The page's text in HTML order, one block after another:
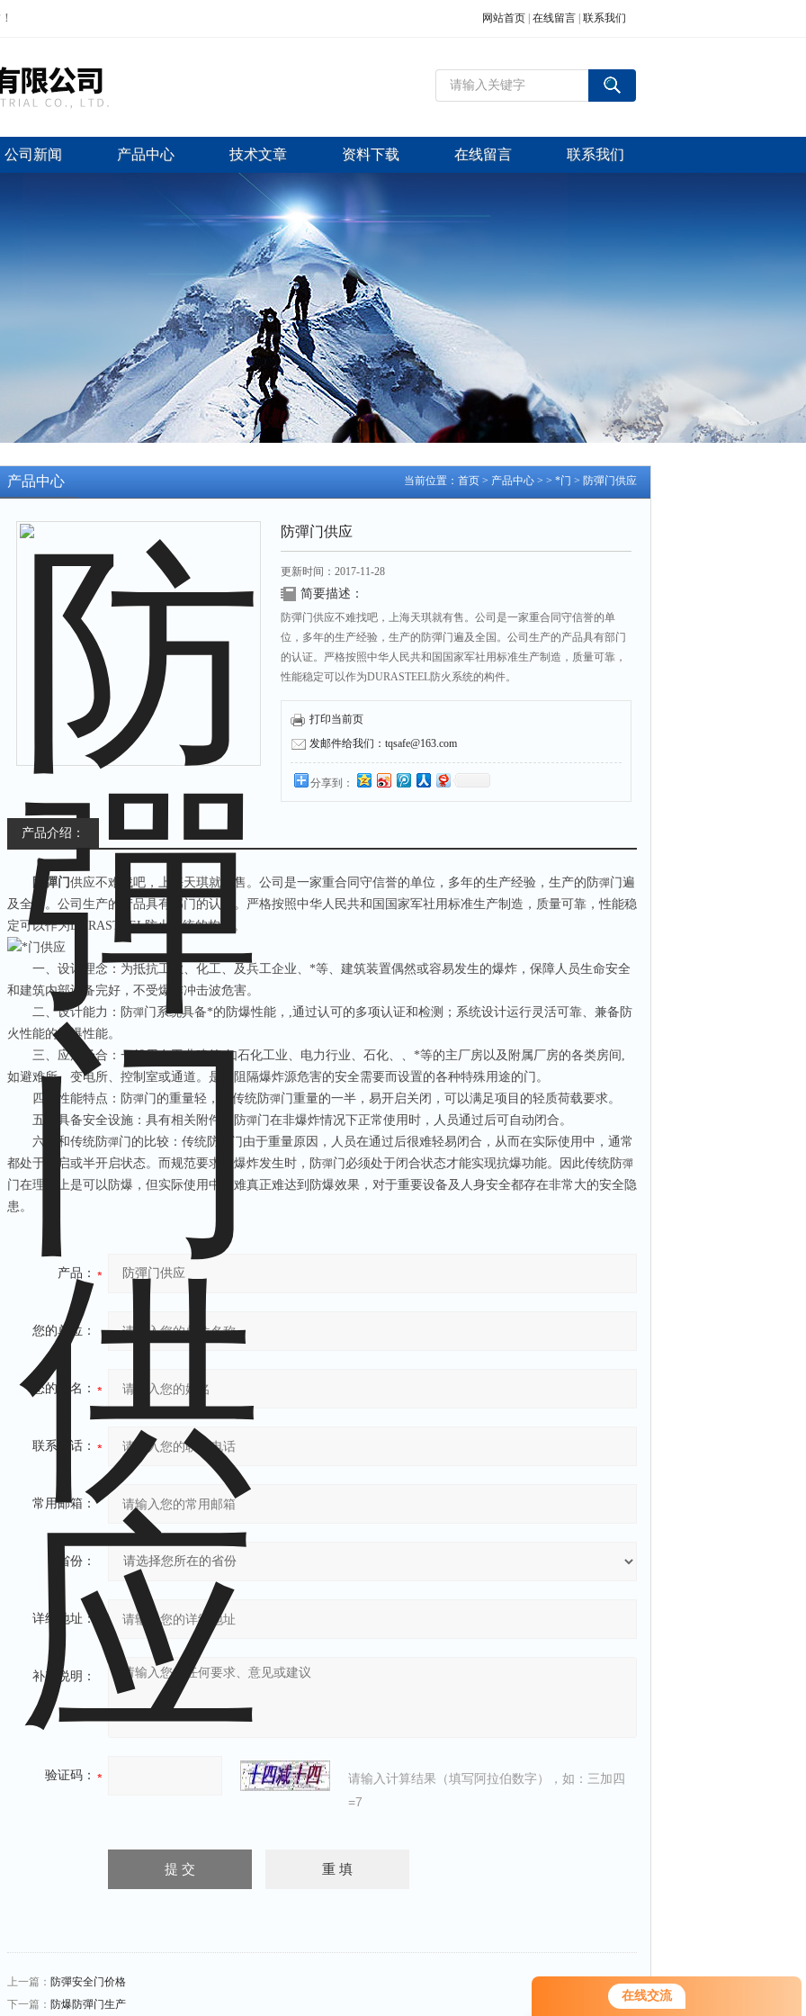
在线交流
网站首页 在线留言 联系我们
公司新闻 产品中心 技术文章 资料下载 在线留言 联系我们
当前位置： 首页 > 产品中心 > > *门 > 防彈门供应
产品中心
防彈门供应
更新时间：2017-11-28
简要描述：
防彈门供应不难找吧，上海天琪就有售。公司是一家重合同守信誉的单
位，多年的生产经验，生产的防彈门遍及全国。公司生产的产品具有部门
的认证。严格按照中华人民共和国国家军社用标准生产制造，质量可靠，
性能稳定可以作为DURASTEEL防火系统的构件。
打印当前页
发邮件给我们：tqsafe@163.com
分享到：
产品介绍：
防彈门供应不难找吧，上海天琪就有售。公司是一家重合同守信誉的单位，多年的生产经验，生产的防彈门遍
及全国。公司生产的产品具有部门的认证。严格按照中华人民共和国国家军社用标准生产制造，质量可靠，性能稳
定可以作为DURASTEEL防火系统的构件。
一、设计理念：为抵抗工业、化工、及兵工企业、*等、建筑装置偶然或容易发生的爆炸，保障人员生命安全
和建筑内部设备完好，不受爆炸冲击波危害。
二、设计能力：防彈门系统具备*的防爆性能，,通过认可的多项认证和检测；系统设计运行灵活可靠、兼备防
火性能的抗爆性能。
三、应用场合：一般用在工业建筑,如石化工业、电力行业、石化、、*等的主厂房以及附属厂房的各类房间,
如避难所、变电所、控制室或通道。是为阻隔爆炸源危害的安全需要而设置的各种特殊用途的门。
四、性能特点：防彈门的重量轻，是传统防彈门重量的一半，易开启关闭，可以满足项目的轻质荷载要求。
五、具备安全设施：具有相关附件，防彈门在非爆炸情况下正常使用时，人员通过后可自动闭合。
六、和传统防彈门的比较：传统防
门由于重量原因，人员在通过后很难轻易闭合，从而在实际使用中，通常
都处于开启或半开启状态。而规范要求在爆炸发生时，防彈门必须处于闭合状态才能实现抗爆功能。因此传统防彈
门在理论上是可以防爆，但实际使用中很难真正难达到防爆效果，对于重要设备及人身安全都存在非常大的安全隐
患。
产品：
您的单位：
您的姓名：
联系电话：
常用邮箱：
省份：
详细地址：
补充说明：
验证码：
请输入计算结果（填写阿拉伯数字），如：三加四
=7
上一篇： 防彈安全门价格
下一篇： 防爆防彈门生产
返回